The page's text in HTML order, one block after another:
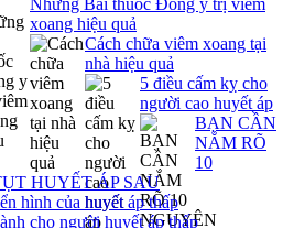
Những Bài thuốc Đông y trị viêm
xoang hiệu quả
Cách chữa viêm xoang tại
nhà hiệu quả
5 điều cấm kỵ cho
người cao huyết áp
BẠN CẦN
NẮM RÕ
10
HUYẾT ÁP SAU
hình của huyết áp thấp
cho người huyết áp thấp